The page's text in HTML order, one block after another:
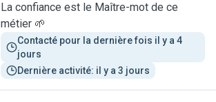
La confiance est le Maître-mot de ce
métier 🌱
Contacté pour la dernière fois il y a 4
jours
Dernière activité: il y a 3 jours